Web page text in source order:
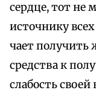
сердце, тот не
источнику
чает получить
средства к
слабость